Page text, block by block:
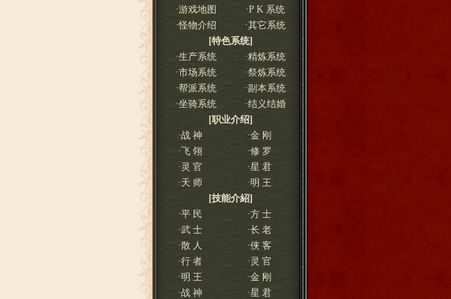
·游戏地图 ·P K 系统
·怪物介绍 ·其它系统
[特色系统]
·生产系统 ·精炼系统
·市场系统 ·祭炼系统
·帮派系统 ·副本系统
·坐骑系统 ·结义结婚
[职业介绍]
·战 神 ·金 刚
·飞 翎 ·修 罗
·灵 官 ·星 君
·天 师 ·明 王
[技能介紹]
·平 民 ·方 士
·武 士 ·长 老
·散 人 ·侠 客
·行 者 ·灵 官
·明 王 ·金 刚
·战 神 ·星 君